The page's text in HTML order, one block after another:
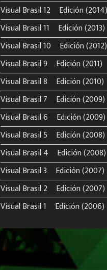
Visual Brasil 12º Edición (2014)
Visual Brasil 11º Edición (2013)
Visual Brasil 10º Edición (2012)
Visual Brasil 9º Edición (2011)
Visual Brasil 8º Edición (2010)
Visual Brasil 7º Edición (2009)
Visual Brasil 6º Edición (2009)
Visual Brasil 5º Edición (2008)
Visual Brasil 4º Edición (2008)
Visual Brasil 3º Edición (2007)
Visual Brasil 2º Edición (2007)
Visual Brasil 1º Edición (2006)